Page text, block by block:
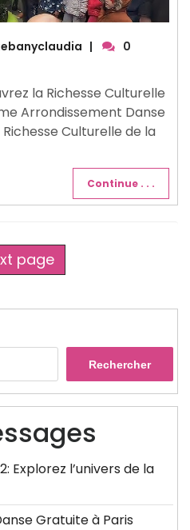
|
0
la Richesse Culturelle
Arrondissement Danse
Richesse Culturelle de la
Continue . . .
page
Rechercher
Explorez l’univers de la
Gratuite à Paris